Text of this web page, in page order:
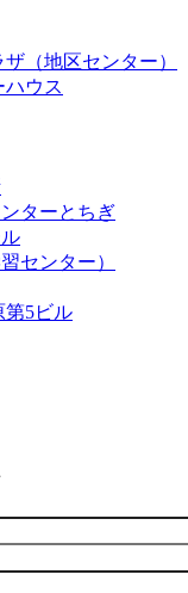
（地区センター）
ウス
ターとちぎ
センター）
第5ビル